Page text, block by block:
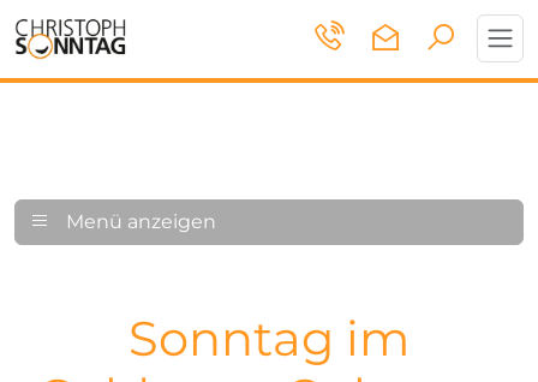
Menü anzeigen
Sonntag im